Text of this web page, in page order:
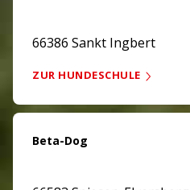
66386 Sankt Ingbert
ZUR HUNDESCHULE
Beta-Dog